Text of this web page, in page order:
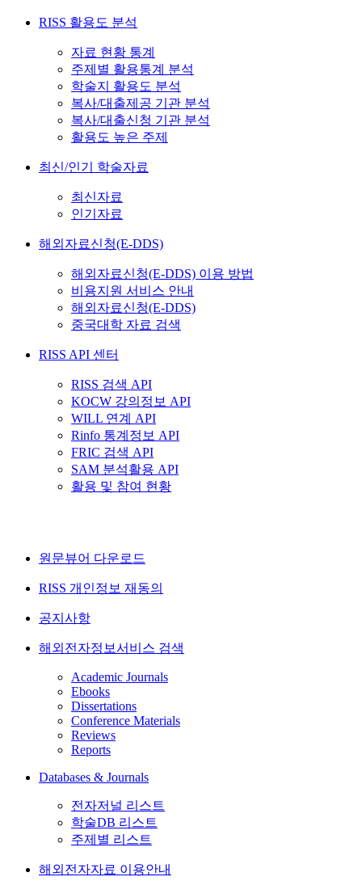
RISS 활용도 분석
자료 현황 통계
주제별 활용통계 분석
학술지 활용도 분석
복사/대출제공 기관 분석
복사/대출신청 기관 분석
활용도 높은 주제
최신/인기 학술자료
최신자료
인기자료
해외자료신청(E-DDS)
해외자료신청(E-DDS) 이용 방법
비용지원 서비스 안내
해외자료신청(E-DDS)
중국대학 자료 검색
RISS API 센터
RISS 검색 API
KOCW 강의정보 API
WILL 연계 API
Rinfo 통계정보 API
FRIC 검색 API
SAM 분석활용 API
활용 및 참여 현황
원문뷰어 다운로드
RISS 개인정보 재동의
공지사항
해외전자정보서비스 검색
Academic Journals
Ebooks
Dissertations
Conference Materials
Reviews
Reports
Databases & Journals
전자저널 리스트
학술DB 리스트
주제별 리스트
해외전자자료 이용안내